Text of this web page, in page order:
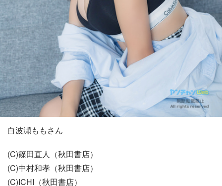
白波瀬ももさん
(C)篠田直人（秋田書店）
(C)中村和孝（秋田書店）
(C)ICHI（秋田書店）